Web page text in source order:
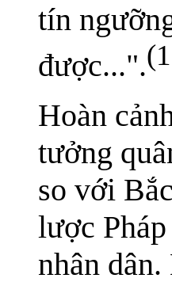
tín
được...".
Hoàn
tưởng
so với
lược
nhân